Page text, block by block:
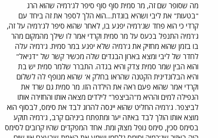
מה שסופר שם זה, מר סמית סוף סוף סיפר לג'רמיה שהוא הרג
"בטעות" את ליבי ושהיא בוגדת....הוא הלך לספר את זה ביחד עם
קרדי כי הוא פחד שג'רמיה יפגע בו, לאחר שהוא סיפר לג'רמיה על זה,
ג'רמיה התנפל בכעס על מר סמית וקרדי אמר לו שילך מהמקום מהר
בו בזמן שהוא מחזיק את ג'רמיה שלא יפגע במר סמית. ג'רמיה עלה
לחדר של ליבי ומצא בארון הבגדים שלה מכשיר קשר של "דניאל"
והוא הבין שמר סמית צדק והיא בגדה. התברר שלמר סמית יש בת
והיא הבלונדינית הקטנה שהראו בחלק א' שהוא מנופף לה לשלום
וקרדי אמר שהוא פעם ראה את הילדה הזו. מר סמית גם שרד את
הנפילה למים וההיא מ"הביצפר" לילדים מצאה אותו והחזירה אותו
לביצפר. ג'רמיה החליט שהוא יינסה להרוג לבד את סימס, לבסוף הוא
מוצא אותו הולך לבד באיזה יער ומתפתח ביניהם קרב, ג'רמיה תוקע
בסימס סכין, סימס נופל מצוק ומת. אחד המפקדים שהיו קרובים לסימס